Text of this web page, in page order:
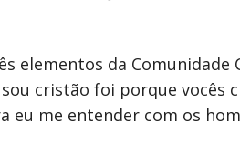
elementos da
cristão foi porque
eu me entender com os